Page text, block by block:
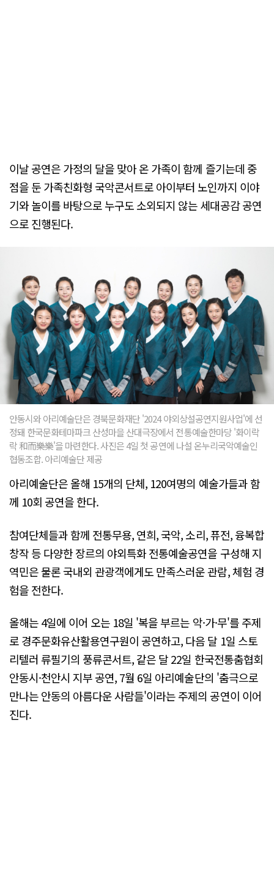
이날 공연은 가정의 달을 맞아 온 가족이 함께 즐기는데 중
점을 둔 가족친화형 국악콘서트로 아이부터 노인까지 이야
기와 놀이를 바탕으로 누구도 소외되지 않는 세대공감 공연
으로 진행된다.
안동시와 아리예술단은 경북문화재단 '2024 야외상설공연지원사업'에 선
정돼 한국문화테마파크 산성마을 산대극장에서 전통예술한마당 '화이락
락 和而樂樂'을 마련한다. 사진은 4일 첫 공연에 나설 온누리국악예술인
협동조합. 아리예술단 제공
아리예술단은 올해 15개의 단체, 120여명의 예술가들과 함
께 10회 공연을 한다.
참여단체들과 함께 전통무용, 연희, 국악, 소리, 퓨전, 융복합
창작 등 다양한 장르의 야외특화 전통예술공연을 구성해 지
역민은 물론 국내외 관광객에게도 만족스러운 관람, 체험 경
험을 전한다.
올해는 4일에 이어 오는 18일 '복을 부르는 악·가·무'를 주제
로 경주문화유산활용연구원이 공연하고, 다음 달 1일 스토
리텔러 류필기의 풍류콘서트, 같은 달 22일 한국전통춤협회
안동시·천안시 지부 공연, 7월 6일 아리예술단의 '춤극으로
만나는 안동의 아름다운 사람들'이라는 주제의 공연이 이어
진다.